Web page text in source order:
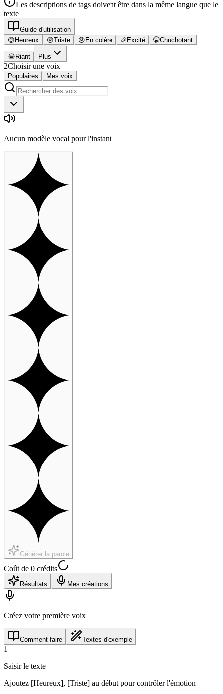
Les descriptions de tags doivent être dans la même langue que le
texte
Guide d'utilisation
😊 Heureux 😢Triste 😠 En colère 🎉 Excité 🤫Chuchotant
😂Riant Plus
2Choisir une voix
Populaires Mes voix
Aucun modèle vocal pour l'instant
Générer la parole
Coût de 0 crédits
Résultats Mes créations
Créez votre première voix
Comment faire Textes d'exemple
1
Saisir le texte
Ajoutez [Heureux], [Triste] au début pour contrôler l'émotion